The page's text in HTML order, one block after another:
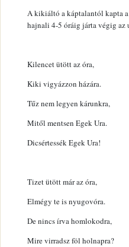
A kikiáltó a káptalantól kapta a
hajnali 4-5 óráig járta végig az
Kilencet ütött az óra,
Kiki vigyázzon házára.
Tűz nem legyen kárunkra,
Mitől mentsen Egek Ura.
Dicsértessék Egek Ura!
Tizet ütött már az óra,
Elmégy te is nyugovóra.
De nincs írva homlokodra,
Mire virradsz föl holnapra?